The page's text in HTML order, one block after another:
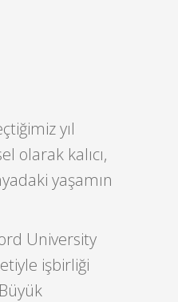
yıl
olarak kalıcı,
yaşamın
University
işbirliği